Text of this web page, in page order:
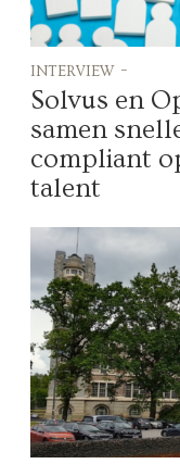
interview -
Solvus en
samen
compliant
talent